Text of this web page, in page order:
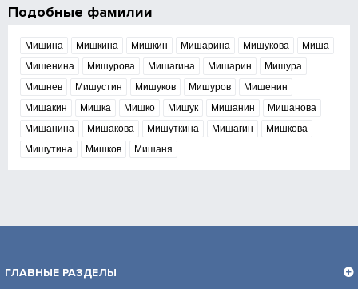
Подобные фамилии
Мишина Мишкина Мишкин Мишарина Мишукова
Миша
Мишенина
Мишурова Мишагина Мишарин
Мишура
Мишнев
Мишустин Мишуков Мишуров
Мишенин
Мишакин
Мишка Мишко Мишук Мишанин
Мишанова
Мишанина
Мишакова Мишуткина Мишагин
Мишкова
Мишутина
Мишков Мишаня
ГЛАВНЫЕ РАЗДЕЛЫ